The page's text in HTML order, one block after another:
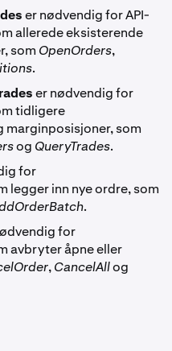
er nødvendig for API-
allerede eksisterende
som OpenOrders,
.
er nødvendig for
tidligere
som
og QueryTrades.
for
legger inn nye ordre, som
.
for
avbryter åpne eller
,CancelAllog